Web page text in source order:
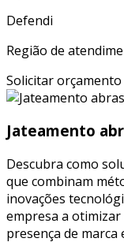
Defendi
Região de
Solicitar orçamento
Jateamento
Descubra como
que combinam
inovações
empresa a
presença de